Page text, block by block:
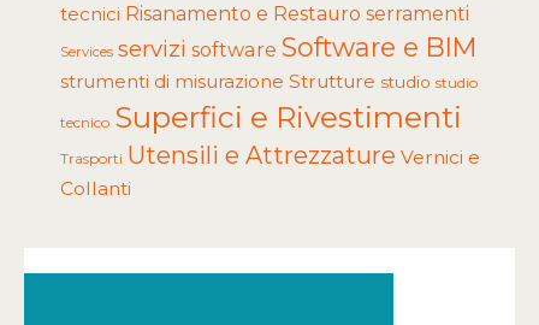
tecnici Risanamento e Restauro serramenti
Services servizi software Software e BIM
strumenti di misurazione Strutture studio studio
tecnico Superfici e Rivestimenti
Trasporti Utensili e Attrezzature Vernici e
Collanti